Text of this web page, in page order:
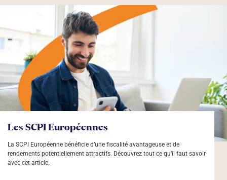
Les SCPI Européennes
La SCPI Européenne bénéficie d’une fiscalité avantageuse et de
rendements potentiellement attractifs. Découvrez tout ce qu’il faut savoir
avec cet article.